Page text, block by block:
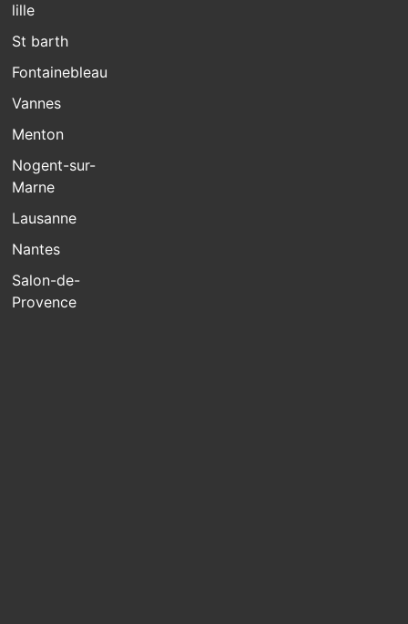
lille
St barth
Fontainebleau
Vannes
Menton
Nogent-sur-
Marne
Lausanne
Nantes
Salon-de-
Provence